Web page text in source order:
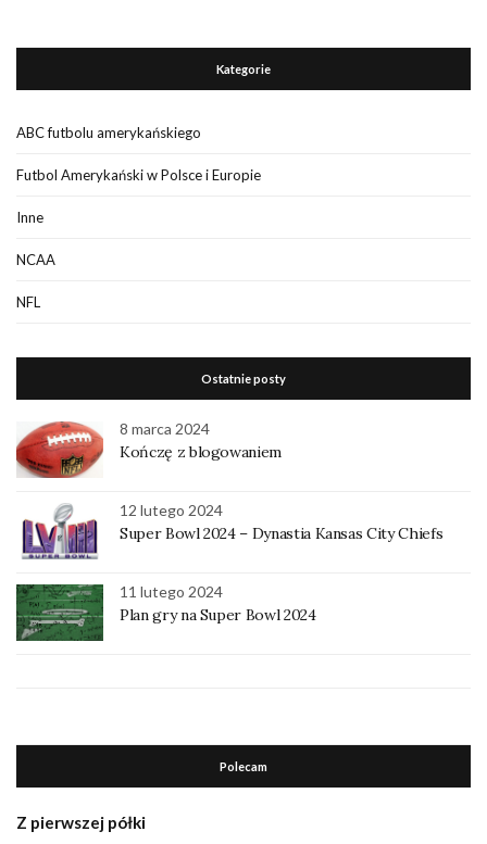
Kategorie
ABC futbolu amerykańskiego
Futbol Amerykański w Polsce i Europie
Inne
NCAA
NFL
Ostatnie posty
8 marca 2024
Kończę z blogowaniem
12 lutego 2024
Super Bowl 2024 – Dynastia Kansas City Chiefs
11 lutego 2024
Plan gry na Super Bowl 2024
Polecam
Z pierwszej półki